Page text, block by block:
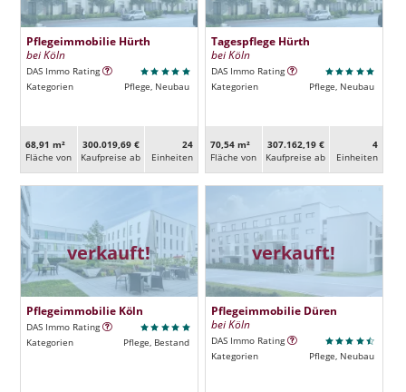
Pflegeimmobilie Hürth
bei Köln
DAS Immo Rating
Kategorien
Pflege, Neubau
68,91 m²
Fläche von
300.019,69 €
Kaufpreise ab
24
Ein­heiten
Tagespflege Hürth
bei Köln
DAS Immo Rating
Kategorien
Pflege, Neubau
70,54 m²
Fläche von
307.162,19 €
Kaufpreise ab
4
Ein­heiten
verkauft!
Pflegeimmobilie Köln
DAS Immo Rating
Kategorien
Pflege, Bestand
verkauft!
Pflegeimmobilie Düren
bei Köln
DAS Immo Rating
Kategorien
Pflege, Neubau